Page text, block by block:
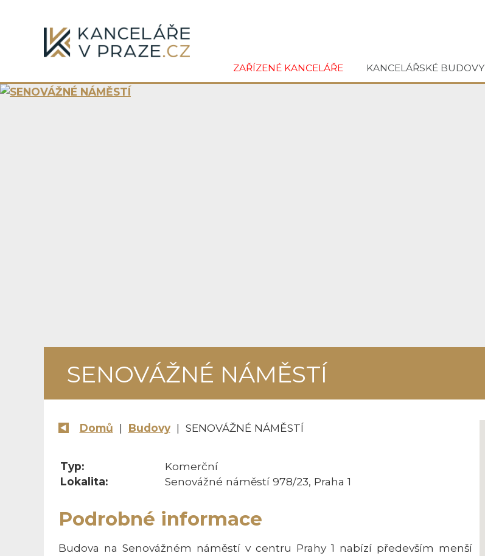
ZAŘÍZENÉ KANCELÁŘE KANCELÁŘSKÉ BUDOVY
SENOVÁŽNÉ NÁMĚSTÍ
Domů | Budovy| SENOVÁŽNÉ NÁMĚSTÍ
Typ:
Komerční
Lokalita:
Senovážné náměstí 978/23, Praha 1
Podrobné informace
Budova na Senovážném náměstí v centru Prahy 1 nabízí především menší